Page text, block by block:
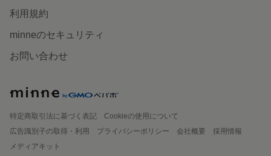
利用規約
minneのセキュリティ
お問い合わせ
特定商取引法に基づく表記
Cookieの使用について
広告識別子の取得・利用
プライバシーポリシー 会社概要
採用情報
メディアキット